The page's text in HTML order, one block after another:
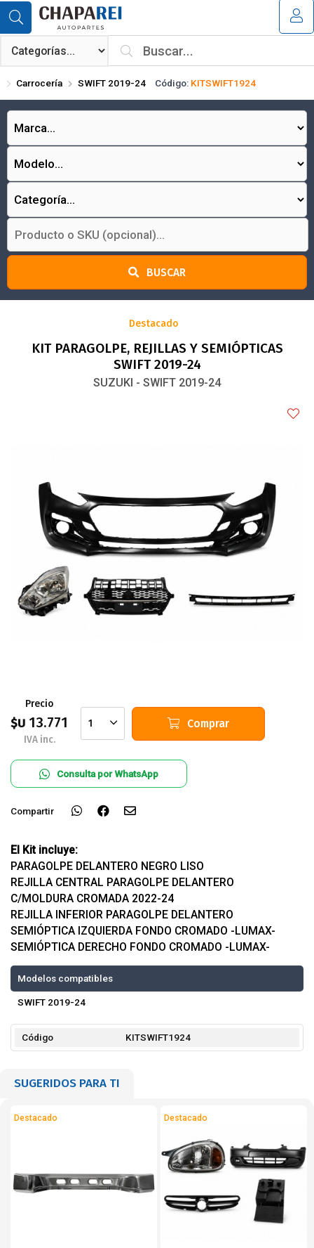
Compartir por email
¿Tienes cupón de descuento?
Carrocería SWIFT 2019-24 Código: KITSWIFT1924
BUSCAR
Destacado
KIT PARAGOLPE, REJILLAS Y SEMIÓPTICAS
SWIFT 2019-24
SUZUKI - SWIFT 2019-24
Precio
$U 13.771
IVA inc.
1 Comprar
Consulta por WhatsApp
Compartir
El Kit incluye:
PARAGOLPE DELANTERO NEGRO LISO
REJILLA CENTRAL PARAGOLPE DELANTERO
C/MOLDURA CROMADA 2022-24
REJILLA INFERIOR PARAGOLPE DELANTERO
SEMIÓPTICA IZQUIERDA FONDO CROMADO -LUMAX-
SEMIÓPTICA DERECHO FONDO CROMADO -LUMAX-
Modelos compatibles
SWIFT 2019-24
Código KITSWIFT1924
SUGERIDOS PARA TI
Destacado Destacado